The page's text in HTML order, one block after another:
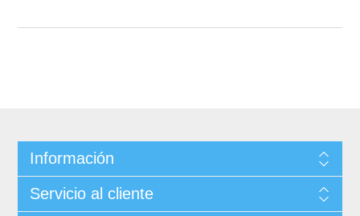
Información
Servicio al cliente